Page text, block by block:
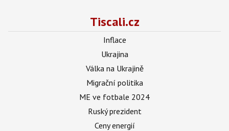
Tiscali.cz
Inflace
Ukrajina
Válka na Ukrajině
Migrační politika
ME ve fotbale 2024
Ruský prezident
Ceny energií